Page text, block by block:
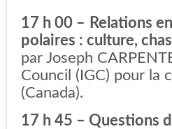
17 h 00 – Relations
polaires : culture,
par Joseph
Council (IGC) pour la
(Canada).
17 h 45 – Questions